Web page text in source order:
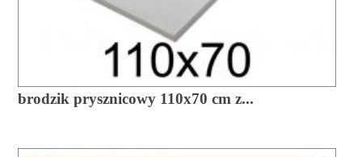
brodzik prysznicowy 110x70 cm z...